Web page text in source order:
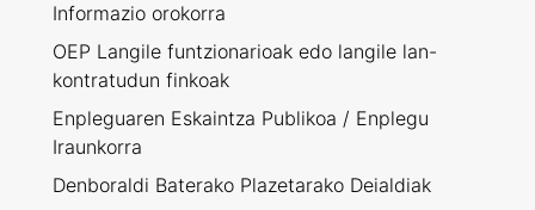
Informazio orokorra
OEP Langile funtzionarioak edo langile lan-
kontratudun finkoak
Enpleguaren Eskaintza Publikoa / Enplegu
Iraunkorra
Denboraldi Baterako Plazetarako Deialdiak